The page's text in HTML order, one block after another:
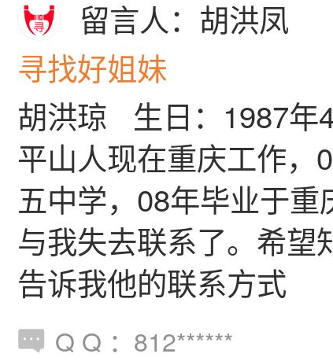
留言人：胡洪凤
寻找好姐妹
胡洪琼 生日：1987
平山人现在重庆工作，
五中学，08年毕业于
与我失去联系了。希望
告诉我他的联系方式
Q Q ：812******